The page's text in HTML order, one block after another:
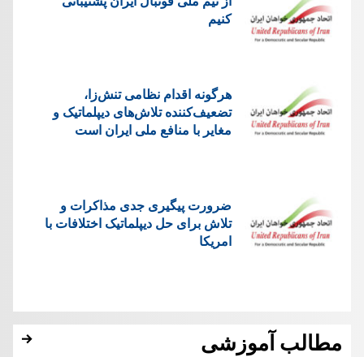
کنیم
هرگونه اقدام نظامی تنش‌زا،
تضعیف‌کننده تلاش‌های دیپلماتیک و
مغایر با منافع ملی ایران است
ضرورت پیگیری جدی مذاکرات و
تلاش برای حل دیپلماتیک اختلافات با
امریکا
مطالب آموزشی